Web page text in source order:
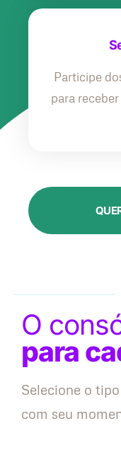
Participe
para
O
para
Selecione o
com seu